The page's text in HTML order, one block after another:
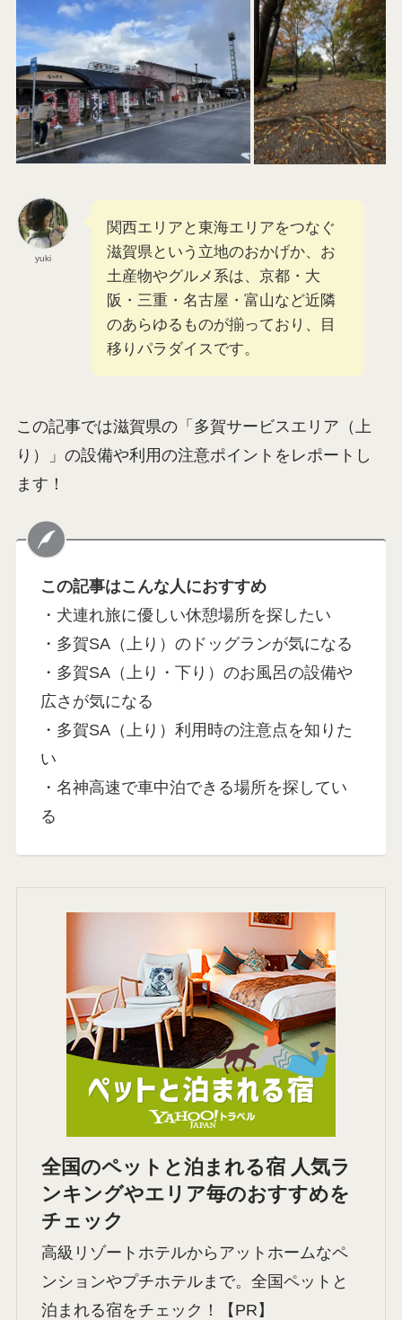
yuki
関西エリアと東海エリアをつなぐ
滋賀県という立地のおかげか、お
土産物やグルメ系は、京都・大
阪・三重・名古屋・富山など近隣
のあらゆるものが揃っており、目
移りパラダイスです。
この記事では滋賀県の「多賀サービスエリア（上
り）」の設備や利用の注意ポイントをレポートし
ます！
この記事はこんな人におすすめ
・犬連れ旅に優しい休憩場所を探したい
・多賀SA（上り）のドッグランが気になる
・多賀SA（上り・下り）のお風呂の設備や
広さが気になる
・多賀SA（上り）利用時の注意点を知りた
い
・名神高速で車中泊できる場所を探してい
る
全国のペットと泊まれる宿 人気ラ
ンキングやエリア毎のおすすめを
チェック
高級リゾートホテルからアットホームなペ
ンションやプチホテルまで。全国ペットと
泊まれる宿をチェック！【PR】